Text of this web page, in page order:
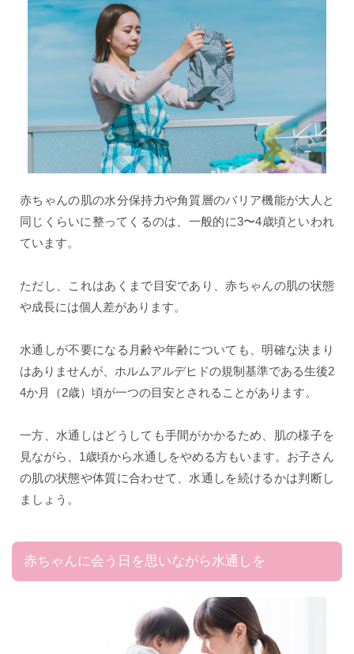
赤ちゃんの肌の水分保持力や角質層のバリア機能が大人と
同じくらいに整ってくるのは、一般的に3〜4歳頃といわれ
ています。
ただし、これはあくまで目安であり、赤ちゃんの肌の状態
や成長には個人差があります。
水通しが不要になる月齢や年齢についても、明確な決まり
はありませんが、ホルムアルデヒドの規制基準である生後2
4か月（2歳）頃が一つの目安とされることがあります。
一方、水通しはどうしても手間がかかるため、肌の様子を
見ながら、1歳頃から水通しをやめる方もいます。お子さん
の肌の状態や体質に合わせて、水通しを続けるかは判断し
ましょう。
赤ちゃんに会う日を思いながら水通しを